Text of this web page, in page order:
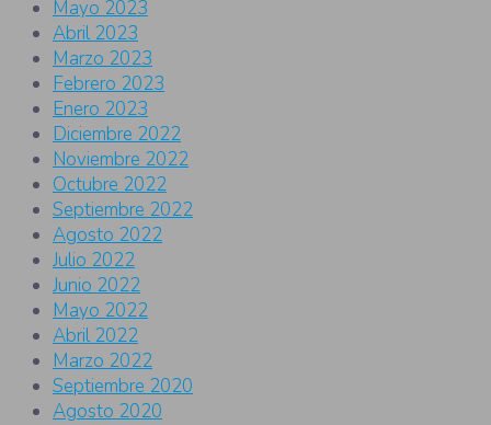
Mayo 2023
Abril 2023
Marzo 2023
Febrero 2023
Enero 2023
Diciembre 2022
Noviembre 2022
Octubre 2022
Septiembre 2022
Agosto 2022
Julio 2022
Junio 2022
Mayo 2022
Abril 2022
Marzo 2022
Septiembre 2020
Agosto 2020